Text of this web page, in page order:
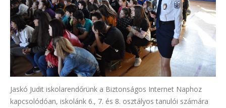
Jaskó Judit iskolarendőrünk a Biztonságos Internet Naphoz
kapcsolódóan, iskolánk 6., 7. és 8. osztályos tanulói számára